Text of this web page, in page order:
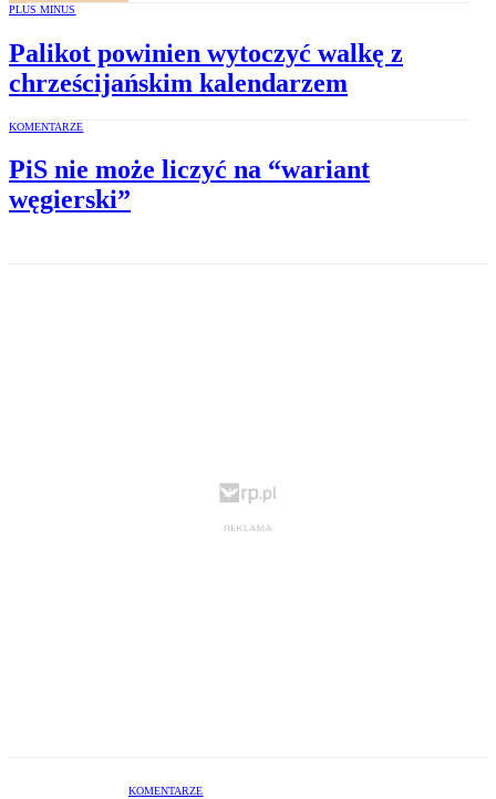
PLUS MINUS
Palikot powinien wytoczyć walkę z
chrześcijańskim kalendarzem
KOMENTARZE
PiS nie może liczyć na “wariant
węgierski”
KOMENTARZE